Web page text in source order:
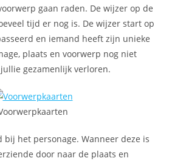
gaan raden. De wijzer op de
tijd er nog is. De wijzer start op
en iemand heeft zijn unieke
plaats en voorwerp nog niet
gezamenlijk verloren.
het personage. Wanneer deze is
door naar de plaats en